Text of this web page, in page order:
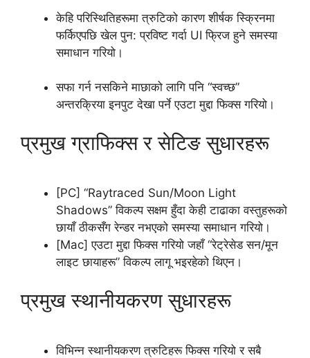
केहि परिस्थितिहरूमा त्रुटिको कारण शीर्षक स्क्रिनमा
फर्किएपछि खेल पुन: प्रविष्ट गर्दा UI फ्रिज हुने समस्या
समाधान गरियो।
सफा गर्न नसकिने माछाको लागि पनि “स्वच्छ”
अन्तरक्रिया इनपुट देखा पर्ने एउटा मुद्दा फिक्स गरियो।
प्रमुख ग्राफिक्स र सेटिङ सुधारहरू
[PC] “Raytraced Sun/Moon Light
Shadows” विकल्प सक्षम हुँदा केही टाढाका वस्तुहरूको
छायाँ ठीकसँग रेन्डर नभएको समस्या समाधान गरियो।
[Mac] एउटा मुद्दा फिक्स गरियो जहाँ “रेट्रेसेड सन/मून
लाइट छायाहरू” विकल्प लागू भइरहेको थिएन।
प्रमुख स्थानीयकरण सुधारहरू
विभिन्न स्थानीयकरण त्रुटिहरू फिक्स गरियो र सबै